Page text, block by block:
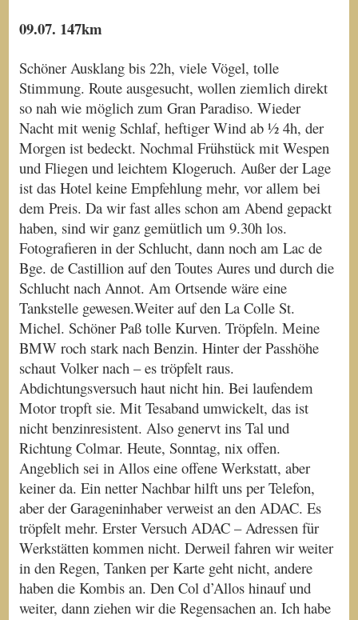
09.07. 147km
Schöner Ausklang bis 22h, viele Vögel, tolle
Stimmung. Route ausgesucht, wollen ziemlich direkt
so nah wie möglich zum Gran Paradiso. Wieder
Nacht mit wenig Schlaf, heftiger Wind ab ½ 4h, der
Morgen ist bedeckt. Nochmal Frühstück mit Wespen
und Fliegen und leichtem Klogeruch. Außer der Lage
ist das Hotel keine Empfehlung mehr, vor allem bei
dem Preis. Da wir fast alles schon am Abend gepackt
haben, sind wir ganz gemütlich um 9.30h los.
Fotografieren in der Schlucht, dann noch am Lac de
Bge. de Castillion auf den Toutes Aures und durch die
Schlucht nach Annot. Am Ortsende wäre eine
Tankstelle gewesen.Weiter auf den La Colle St.
Michel. Schöner Paß tolle Kurven. Tröpfeln. Meine
BMW roch stark nach Benzin. Hinter der Passhöhe
schaut Volker nach – es tröpfelt raus.
Abdichtungsversuch haut nicht hin. Bei laufendem
Motor tropft sie. Mit Tesaband umwickelt, das ist
nicht benzinresistent. Also genervt ins Tal und
Richtung Colmar. Heute, Sonntag, nix offen.
Angeblich sei in Allos eine offene Werkstatt, aber
keiner da. Ein netter Nachbar hilft uns per Telefon,
aber der Garageninhaber verweist an den ADAC. Es
tröpfelt mehr. Erster Versuch ADAC – Adressen für
Werkstätten kommen nicht. Derweil fahren wir weiter
in den Regen, Tanken per Karte geht nicht, andere
haben die Kombis an. Den Col d’Allos hinauf und
weiter, dann ziehen wir die Regensachen an. Ich habe